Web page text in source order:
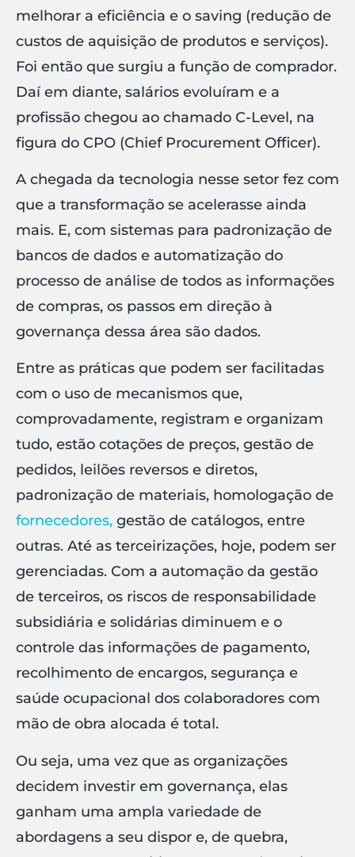
melhorar a eficiência e o saving (redução de
custos de aquisição de produtos e serviços).
Foi então que surgiu a função de comprador.
Daí em diante, salários evoluíram e a
profissão chegou ao chamado C-Level, na
figura do CPO (Chief Procurement Officer).
A chegada da tecnologia nesse setor fez com
que a transformação se acelerasse ainda
mais. E, com sistemas para padronização de
bancos de dados e automatização do
processo de análise de todos as informações
de compras, os passos em direção à
governança dessa área são dados.
Entre as práticas que podem ser facilitadas
com o uso de mecanismos que,
comprovadamente, registram e organizam
tudo, estão cotações de preços, gestão de
pedidos, leilões reversos e diretos,
padronização de materiais, homologação de
fornecedores, gestão de catálogos, entre
outras. Até as terceirizações, hoje, podem ser
gerenciadas. Com a automação da gestão
de terceiros, os riscos de responsabilidade
subsidiária e solidárias diminuem e o
controle das informações de pagamento,
recolhimento de encargos, segurança e
saúde ocupacional dos colaboradores com
mão de obra alocada é total.
Ou seja, uma vez que as organizações
decidem investir em governança, elas
ganham uma ampla variedade de
abordagens a seu dispor e, de quebra,